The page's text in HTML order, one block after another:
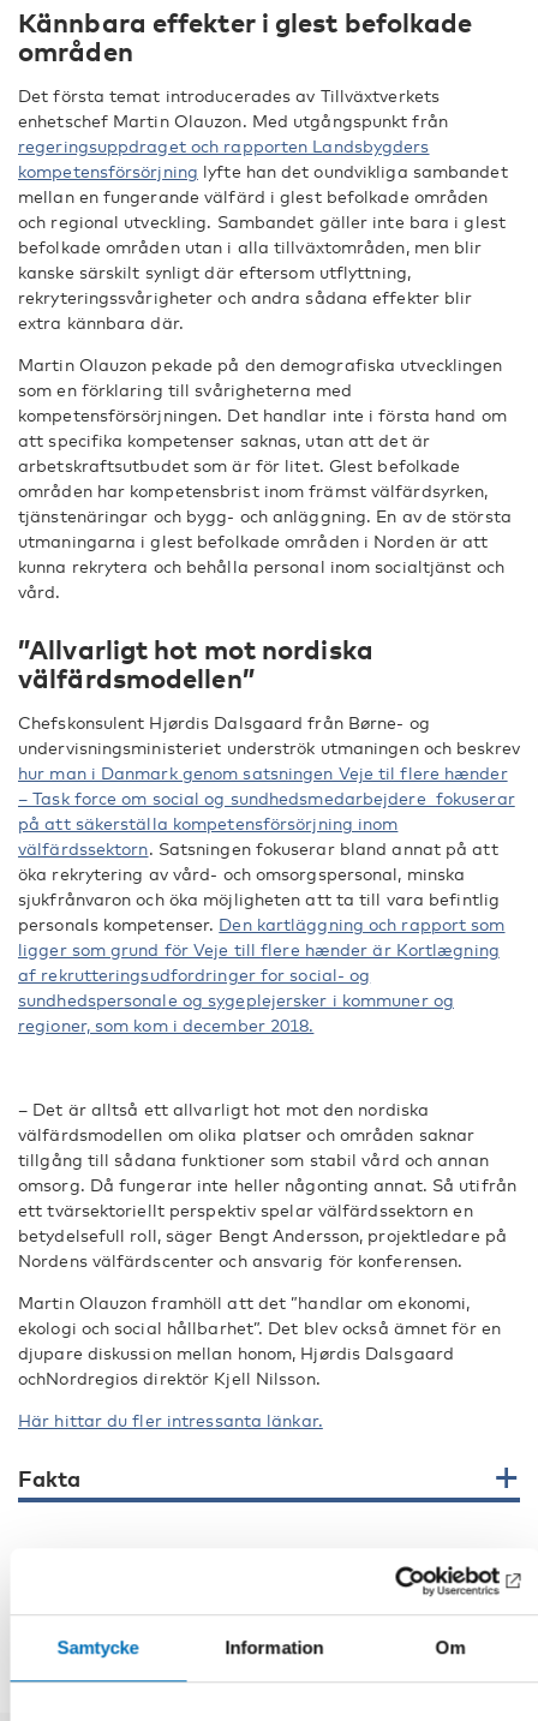
Samtycke Information Om
Kännbara effekter i glest befolkade
områden
Det första temat introducerades av Tillväxtverkets
enhetschef Martin Olauzon. Med utgångspunkt från
regeringsuppdraget och rapporten Landsbygders
kompetensförsörjning lyfte han det oundvikliga sambandet
mellan en fungerande välfärd i glest befolkade områden
och regional utveckling. Sambandet gäller inte bara i glest
befolkade områden utan i alla tillväxtområden, men blir
kanske särskilt synligt där eftersom utflyttning,
rekryteringssvårigheter och andra sådana effekter blir
extra kännbara där.
Martin Olauzon pekade på den demografiska utvecklingen
som en förklaring till svårigheterna med
kompetensförsörjningen. Det handlar inte i första hand om
att specifika kompetenser saknas, utan att det är
arbetskraftsutbudet som är för litet. Glest befolkade
områden har kompetensbrist inom främst välfärdsyrken,
tjänstenäringar och bygg- och anläggning. En av de största
utmaningarna i glest befolkade områden i Norden är att
kunna rekrytera och behålla personal inom socialtjänst och
vård.
”Allvarligt hot mot nordiska
välfärdsmodellen”
Chefskonsulent Hjørdis Dalsgaard från Børne- og
undervisningsministeriet underströk utmaningen och beskrev
hur man i Danmark genom satsningen Veje til flere hænder
– Task force om social og sundhedsmedarbejdere fokuserar
på att säkerställa kompetensförsörjning inom
välfärdssektorn. Satsningen fokuserar bland annat på att
öka rekrytering av vård- och omsorgspersonal, minska
sjukfrånvaron och öka möjligheten att ta till vara befintlig
personals kompetenser. Den kartläggning och rapport som
ligger som grund för Veje till flere hænder är Kortlægning
af rekrutteringsudfordringer for social- og
sundhedspersonale og sygeplejersker i kommuner og
regioner, som kom i december 2018.
– Det är alltså ett allvarligt hot mot den nordiska
välfärdsmodellen om olika platser och områden saknar
tillgång till sådana funktioner som stabil vård och annan
omsorg. Då fungerar inte heller någonting annat. Så utifrån
ett tvärsektoriellt perspektiv spelar välfärdssektorn en
betydelsefull roll, säger Bengt Andersson, projektledare på
Nordens välfärdscenter och ansvarig för konferensen.
Martin Olauzon framhöll att det ”handlar om ekonomi,
ekologi och social hållbarhet”. Det blev också ämnet för en
djupare diskussion mellan honom, Hjørdis Dalsgaard
ochNordregios direktör Kjell Nilsson.
Här hittar du fler intressanta länkar.
Fakta